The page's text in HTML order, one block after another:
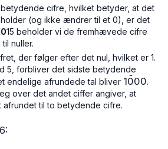
cifre, hvilket betyder, at det
(og ikke ændrer til et 0), er det
15 beholder vi de fremhævede cifre
nuller.
der følger efter det nul, hvilket er 1.
5, forbliver det sidste betydende
endelige afrundede tal bliver 10
ˉ00.
over det andet ciffer angiver, at
afrundet til to betydende cifre.